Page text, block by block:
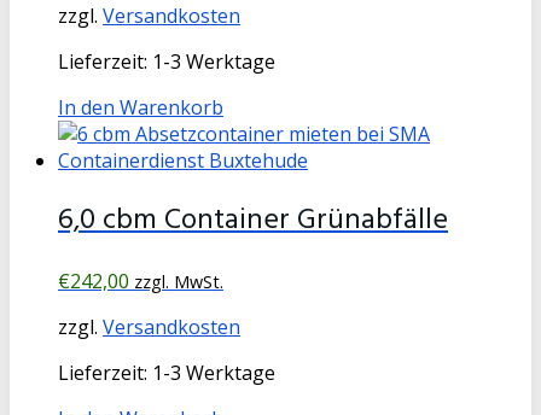
zzgl. Versandkosten
Lieferzeit: 1-3 Werktage
In den Warenkorb
6,0 cbm Container Grünabfälle
€242,00 zzgl. MwSt.
zzgl. Versandkosten
Lieferzeit: 1-3 Werktage